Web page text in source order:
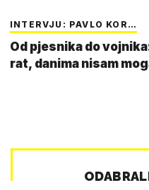
INTERVJU: PAVLO KOR…
Od pjesnika do
rat, danima nisam